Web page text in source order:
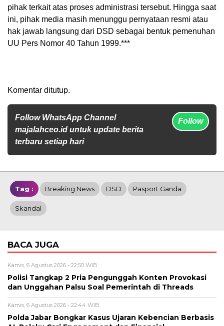
pihak terkait atas proses administrasi tersebut. Hingga saat
ini, pihak media masih menunggu pernyataan resmi atau
hak jawab langsung dari DSD sebagai bentuk pemenuhan
UU Pers Nomor 40 Tahun 1999.***
Komentar ditutup.
Follow WhatsApp Channel
majalahceo.id untuk update berita
terbaru setiap hari
Follow
Tag : Breaking News DSD Pasport Ganda
Skandal
BACA JUGA
Kamis, 6 Agustus 2026 - 22:50 WIB
Polisi Tangkap 2 Pria Pengunggah Konten Provokasi
dan Unggahan Palsu Soal Pemerintah di Threads
Kamis, 6 Agustus 2026 - 22:44 WIB
Polda Jabar Bongkar Kasus Ujaran Kebencian Berbasis